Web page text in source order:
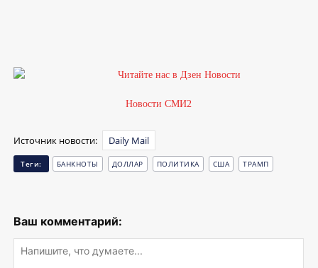
Новости СМИ2
Источник новости: Daily Mail
Теги: БАНКНОТЫ ДОЛЛАР ПОЛИТИКА США ТРАМП
Ваш комментарий: